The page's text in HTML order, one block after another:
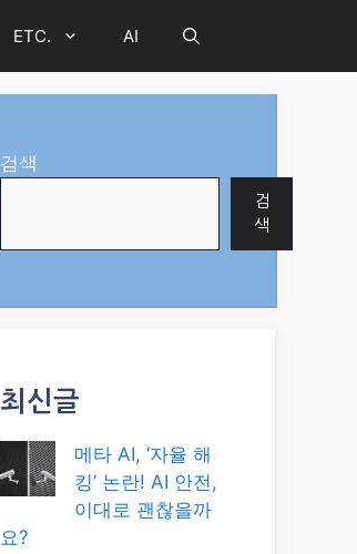
ETC. AI
검색
검
색
최신글
메타 AI, ‘자율 해
킹’ 논란! AI 안전,
이대로 괜찮을까
요?